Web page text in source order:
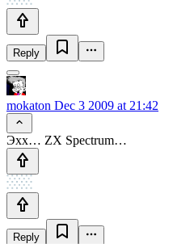
Reply
mokaton Dec 3 2009 at 21:42
Эхх… ZX Spectrum…
Reply